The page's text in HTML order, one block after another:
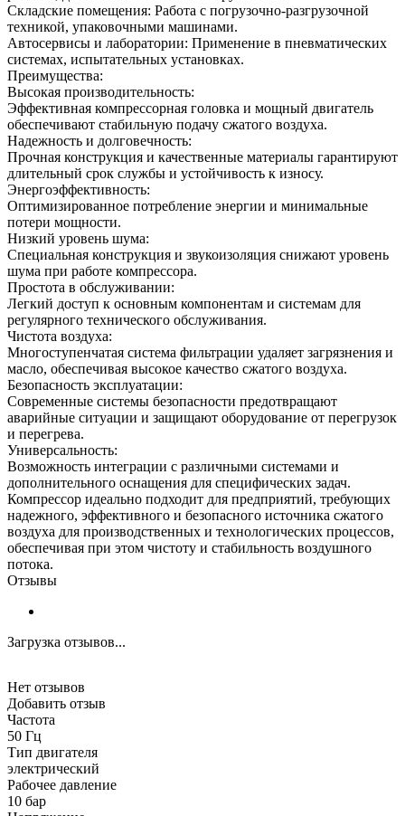
Складские помещения: Работа с погрузочно-разгрузочной
техникой, упаковочными машинами.
Автосервисы и лаборатории: Применение в пневматических
системах, испытательных установках.
Преимущества:
Высокая производительность:
Эффективная компрессорная головка и мощный двигатель
обеспечивают стабильную подачу сжатого воздуха.
Надежность и долговечность:
Прочная конструкция и качественные материалы гарантируют
длительный срок службы и устойчивость к износу.
Энергоэффективность:
Оптимизированное потребление энергии и минимальные
потери мощности.
Низкий уровень шума:
Специальная конструкция и звукоизоляция снижают уровень
шума при работе компрессора.
Простота в обслуживании:
Легкий доступ к основным компонентам и системам для
регулярного технического обслуживания.
Чистота воздуха:
Многоступенчатая система фильтрации удаляет загрязнения и
масло, обеспечивая высокое качество сжатого воздуха.
Безопасность эксплуатации:
Современные системы безопасности предотвращают
аварийные ситуации и защищают оборудование от перегрузок
и перегрева.
Универсальность:
Возможность интеграции с различными системами и
дополнительного оснащения для специфических задач.
Компрессор идеально подходит для предприятий, требующих
надежного, эффективного и безопасного источника сжатого
воздуха для производственных и технологических процессов,
обеспечивая при этом чистоту и стабильность воздушного
потока.
Отзывы
Загрузка отзывов...
Нет отзывов
Добавить отзыв
Частота
50 Гц
Тип двигателя
электрический
Рабочее давление
10 бар